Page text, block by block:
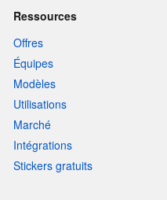
Ressources
Offres
Équipes
Modèles
Utilisations
Marché
Intégrations
Stickers gratuits